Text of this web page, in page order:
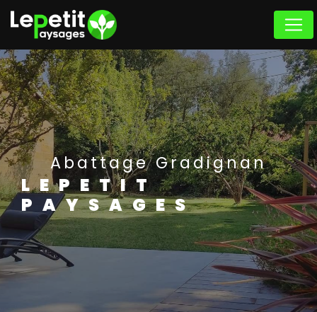
Abattage Gradignan
LEPETIT
PAYSAGES
Panneau de gestion des cookies